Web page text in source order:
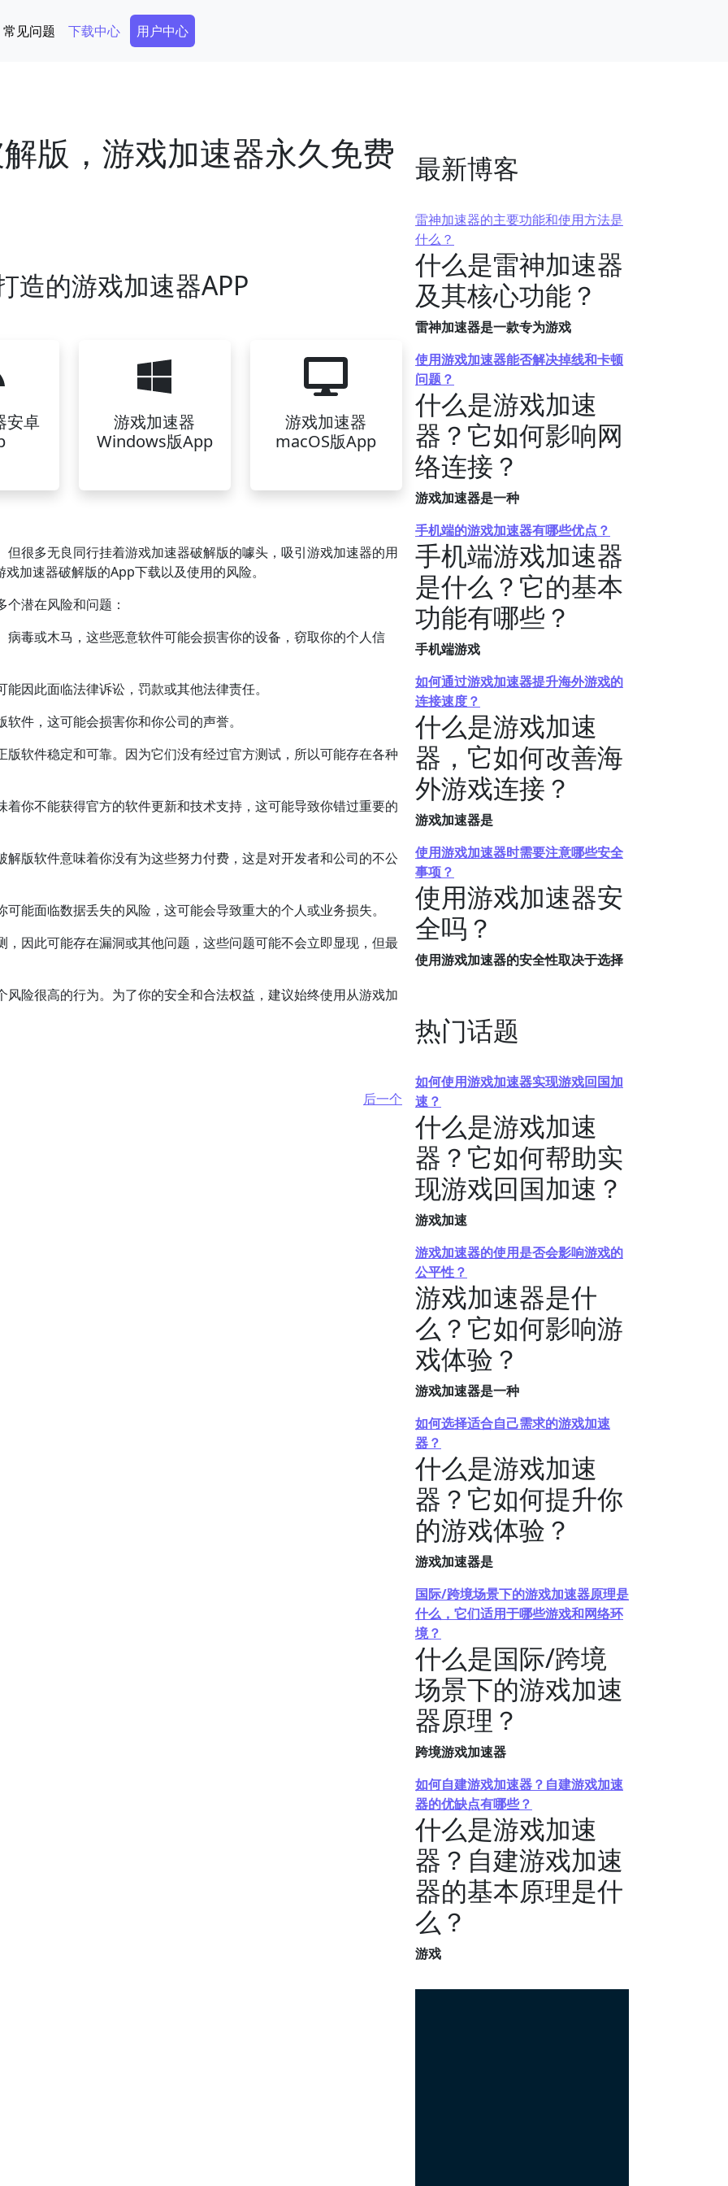
常见问题 下载中心 Secondary Menu
用户中心
版，游戏加速器永久免费
造的游戏加速器APP
安卓
游戏加速器
Windows版App
游戏加速器
macOS版App
很多无良同行挂着游戏加速器破解版的噱头，吸引游戏加速器的用
加速器破解版的App下载以及使用的风险。
潜在风险和问题：
病毒或木马，这些恶意软件可能会损害你的设备，窃取你的个人信
因此面临法律诉讼，罚款或其他法律责任。
件，这可能会损害你和你公司的声誉。
版软件稳定和可靠。因为它们没有经过官方测试，所以可能存在各种
着你不能获得官方的软件更新和技术支持，这可能导致你错过重要的
版软件意味着你没有为这些努力付费，这是对开发者和公司的不公
能面临数据丢失的风险，这可能会导致重大的个人或业务损失。
，因此可能存在漏洞或其他问题，这些问题可能不会立即显现，但最
险很高的行为。为了你的安全和合法权益，建议始终使用从游戏加
后一个
最新博客
雷神加速器的主要功能和使用方法是
什么？
什么是雷神加速器
及其核心功能？
雷神加速器是一款专为游戏
使用游戏加速器能否解决掉线和卡顿
问题？
什么是游戏加速
器？它如何影响网
络连接？
游戏加速器是一种
手机端的游戏加速器有哪些优点？
手机端游戏加速器
是什么？它的基本
功能有哪些？
手机端游戏
如何通过游戏加速器提升海外游戏的
连接速度？
什么是游戏加速
器，它如何改善海
外游戏连接？
游戏加速器是
使用游戏加速器时需要注意哪些安全
事项？
使用游戏加速器安
全吗？
使用游戏加速器的安全性取决于选择
热门话题
如何使用游戏加速器实现游戏回国加
速？
什么是游戏加速
器？它如何帮助实
现游戏回国加速？
游戏加速
游戏加速器的使用是否会影响游戏的
公平性？
游戏加速器是什
么？它如何影响游
戏体验？
游戏加速器是一种
如何选择适合自己需求的游戏加速
器？
什么是游戏加速
器？它如何提升你
的游戏体验？
游戏加速器是
国际/跨境场景下的游戏加速器原理是
什么，它们适用于哪些游戏和网络环
境？
什么是国际/跨境
场景下的游戏加速
器原理？
跨境游戏加速器
如何自建游戏加速器？自建游戏加速
器的优缺点有哪些？
什么是游戏加速
器？自建游戏加速
器的基本原理是什
么？
游戏